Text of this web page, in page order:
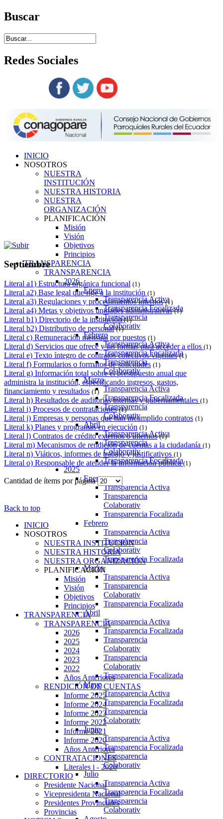
Buscar
Redes Sociales
INICIO
NOSOTROS
NUESTRA
INSTITUCIÓN
NUESTRA HISTORIA
NUESTRA
ORGANIZACIÓN
PLANIFICACIÓN
Misión
Visión
Objetivos
Principios
TRANSPARENCIA
TRANSPARENCIA
2026
Enero
Transparencia Activa
Transparencia Focalizada
Transparencia
Colaborativ
Febrero
Transparencia Activa
Transparencia Focalizada
Transparencia
Colaborativ
Marzo
Transparencia Activa
Transparencia Focalizada
Transparencia
Colaborativ
Abril
Transparencia Activa
Transparencia
Colaborativ
Transparencia Focalizada
2025
Enero
Transparencia Activa
Transparencia
Colaborativ
Transparencia Focalizada
Febrero
Transparencia Activa
Transparencia
Colaborativ
Transparencia Focalizada
Marzo
Transparencia Activa
Transparencia
Colaborativ
Transparencia Focalizada
Abril
Transparencia Activa
Transparencia Focalizada
Transparencia
Colaborativ
Transparencia
Colaborativ
Transparencia Focalizada
Mayo
Transparencia Activa
Transparencia Focalizada
Transparencia
Colaborativ
Junio
Transparencia Activa
Transparencia Focalizada
Transparencia
Colaborativ
Julio
Transparencia Activa
Transparencia Focalizada
Transparencia
Colaborativ
Septiembre
Literal a1) Estructura orgánica funcional (1)
Literal a2) Base legal que rige a la institución (1)
Literal a3) Regulaciones y procedimientos internos (1)
Literal a4) Metas y objetivos unidades administrativas (1)
Literal b1) Directorio de la institución(1)
Literal b2) Distributivo de personal (1)
Literal c) Remuneración mensual por puestos (1)
Literal d) Servicios que ofrece y las formas para acceder a ellos (1)
Literal e) Texto íntegro de contratos colectivos vigentes (1)
Literal f) Formularios o formatos de solicitudes (1)
Literal g) Información total sobre el presupuesto anual que
administra la institución, especificando ingresos, gastos,
financiamiento y resultados (1)
Literal h) Resultados de auditorías internas y gubernamentales (1)
Literal i) Procesos de contrataciones (1)
Literal j) Empresas y personas que han incumplido contratos (1)
Literal k) Planes y programas en ejecución (1)
Literal l) Contratos de crédito externos o internos (1)
Literal m) Mecanismos de rendición de cuentas a la ciudadanía (1)
Literal n) Viáticos, informes de trabajo y justificativos (1)
Literal o) Responsable de atender la información pública(1)
Cantidad de ítems por página
Back to top
INICIO
NOSOTROS
NUESTRA INSTITUCIÓN
NUESTRA HISTORIA
NUESTRA ORGANIZACIÓN
PLANIFICACIÓN
Misión
Visión
Objetivos
Principios
TRANSPARENCIA
TRANSPARENCIA
2026
2025
2024
2023
2022
Años Anteriores
RENDICIÓN DE CUENTAS
Informe 2025
Informe 2024
Informe 2023
Informe 2022
Informe 2021
Informe 2020
Años Anteriores
CONTRATACIONES
Literales i - 2020
DIRECTORIO
Presidente Nacional
Vicepresidenta Nacional
Presidentes Provinciales
Provincias